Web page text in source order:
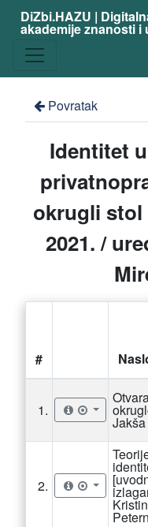
DiZbi.HAZU |
akademije znanosti i
Povratak
Identitet
okrugli stol
2021. /
#
1.
2.